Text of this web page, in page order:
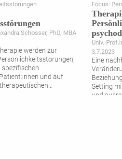
Schosser, PhD, MBA
werden zur
und auf
...
Focus:
Univ.-
3.7.2023
Eine
Setting
und